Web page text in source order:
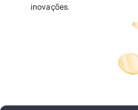
inovações.